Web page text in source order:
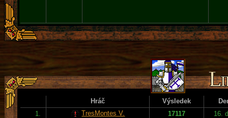
Hráč Výsledek
1.
TresMontes V. 17117
16.